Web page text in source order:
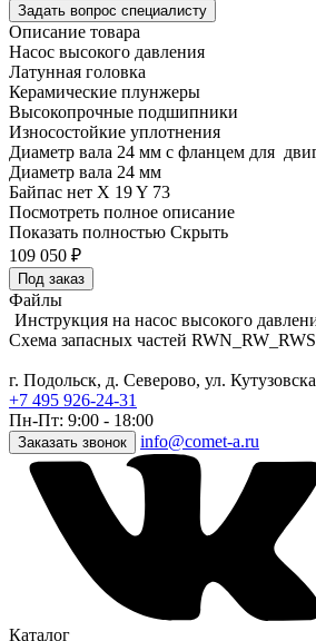
Задать вопрос специалисту
Описание товара
Насос высокого давления
Латунная головка
Керамические плунжеры
Высокопрочные подшипники
Износостойкие уплотнения
Диаметр вала 24 мм с фланцем для
Диаметр вала 24 мм
Байпас нет X 19 Y 73
Посмотреть полное описание
Показать полностью Скрыть
109 050 ₽
Под заказ
Файлы
Инструкция на насос высокого
Схема запасных частей RWN_RW_RWS
г. Подольск, д. Северово, ул.
+7 495 926-24-31
Пн-Пт: 9:00 - 18:00
Заказать звонок info@comet-a.ru
Каталог